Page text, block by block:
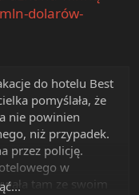
dolarów-
do hotelu Best
pomyślała, że
nie powinien
niż przypadek.
przez policję.
w
tam ze swoim